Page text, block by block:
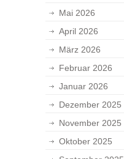
Mai 2026
April 2026
März 2026
Februar 2026
Januar 2026
Dezember 2025
November 2025
Oktober 2025